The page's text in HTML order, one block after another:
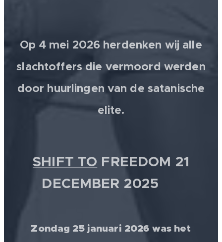
Op 4 mei 2026 herdenken wij alle
slachtoffers die vermoord werden
door huurlingen van de satanische
elite.
SHIFT TO FREEDOM 21
DECEMBER 2025 💫
Zondag 25 januari 2026 was het